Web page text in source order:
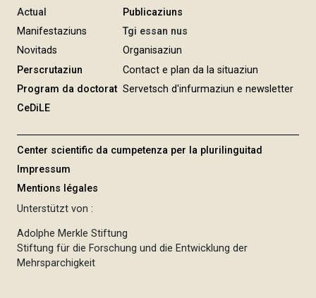
Actual
Manifestaziuns
Novitads
Perscrutaziun
Program da doctorat
CeDiLE
Publicaziuns
Tgi essan nus
Organisaziun
Contact e plan da la situaziun
Servetsch d'infurmaziun e newsletter
Center scientific da cumpetenza per la plurilinguitad
Impressum
Mentions légales
Unterstützt von :
Adolphe Merkle Stiftung
Stiftung für die Forschung und die Entwicklung der
Mehrsparchigkeit